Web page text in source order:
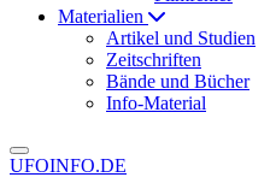
Materialien
Artikel und Studien
Zeitschriften
Bände und Bücher
Info-Material
UFOINFO.DE